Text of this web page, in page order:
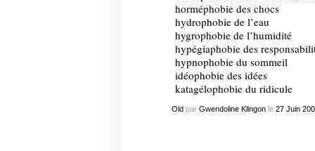
horméphobie des chocs
hydrophobie de l’eau
hygrophobie de l’humidité
hypégiaphobie des
hypnophobie du sommeil
idéophobie des idées
katagélophobie du ridicule
Oldpar Gwendoline Klingonle 27 Juin